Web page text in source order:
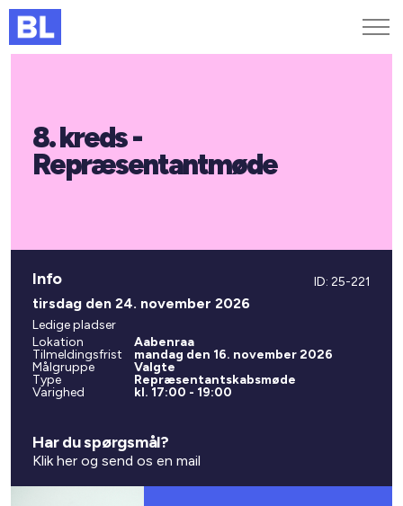
Find medarbejder
Kurser og arrangementer
Jobportalen
8. kreds -
Repræsentantmøde
Info ID: 25-221
tirsdag den 24. november 2026
Ledige pladser
Lokation
Aabenraa
Tilmeldingsfrist
mandag den 16. november 2026
Målgruppe
Valgte
Type
Repræsentantskabsmøde
Varighed
kl. 17:00 - 19:00
Har du spørgsmål?
Klik her og send os en mail